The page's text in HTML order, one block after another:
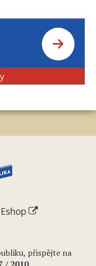
Eshop
přispějte na